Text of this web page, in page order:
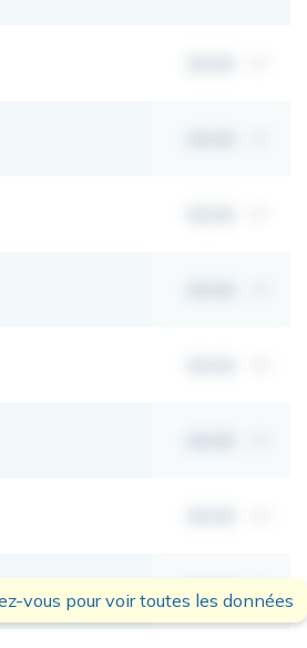
00,00
vous pour voir toutes les données